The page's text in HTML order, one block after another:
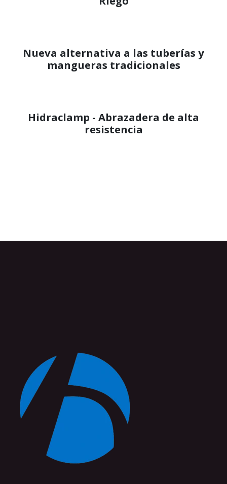
Nueva alternativa a las tuberías y
mangueras tradicionales
Hidraclamp - Abrazadera de alta
resistencia